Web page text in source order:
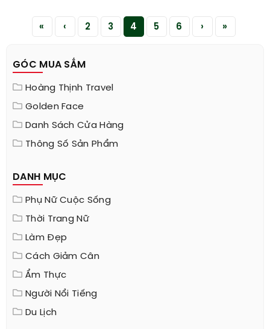
« ‹ 2 3 4 5 6 › »
GÓC MUA SẮM
Hoàng Thịnh Travel
Golden Face
Danh Sách Cửa Hàng
Thông Số Sản Phẩm
DANH MỤC
Phụ Nữ Cuộc Sống
Thời Trang Nữ
Làm Đẹp
Cách Giảm Cân
Ẩm Thực
Người Nổi Tiếng
Du Lịch